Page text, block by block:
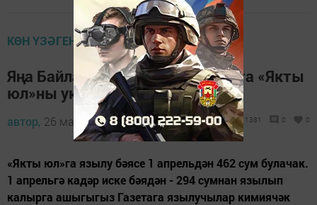
КӨН ҮЗӘГЕНДӘ
Яңа Байлар авылында һәр йортта «Якты
юл»ны укыячаклар
автор, 26 март 2014 - 05:48 1381 0 0
«Якты юл»га язылу бәясе 1 апрельдән 462 сум булачак.
1 апрельгә кадәр иске бәядән - 294 сумнан язылып
калырга ашыгыгыз Газетага язылучылар кимиячәк